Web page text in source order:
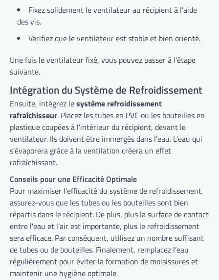
Fixez solidement le ventilateur au récipient à l'aide
des vis.
Vérifiez que le ventilateur est stable et bien orienté.
Une fois le ventilateur fixé, vous pouvez passer à l'étape
suivante.
Intégration du Système de Refroidissement
Ensuite, intégrez lesystème refroidissement
rafraîchisseur. Placez les tubes en PVC ou les bouteilles en
plastique coupées à l'intérieur du récipient, devant le
ventilateur. Ils doivent être immergés dans l'eau. L'eau qui
s'évaporera grâce à la ventilation créera un effet
rafraîchissant.
Conseils pour une Efficacité Optimale
Pour maximiser l'efficacité du système de refroidissement,
assurez-vous que les tubes ou les bouteilles sont bien
répartis dans le récipient. De plus, plus la surface de contact
entre l'eau et l'air est importante, plus le refroidissement
sera efficace. Par conséquent, utilisez un nombre suffisant
de tubes ou de bouteilles. Finalement, remplacez l’eau
régulièrement pour éviter la formation de moisissures et
maintenir une hygiène optimale.